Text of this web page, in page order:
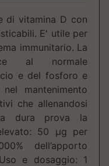
di vitamina D con
E' utile per
immunitario. La
al normale
e del fosforo e
mantenimento
che allenandosi
a dura prova la
50 μg per
dell’apporto
e dosaggio: 1